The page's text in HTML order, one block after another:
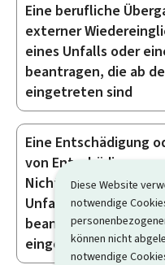
Diese Website
notwendige
können nicht
notwendige
Eine berufliche
externer
eines Unfalls oder
beantragen, die ab
eingetreten sind
Eine Entschädigung
von
Unfalls oder einer
beantragen, die ab
eingetreten sind